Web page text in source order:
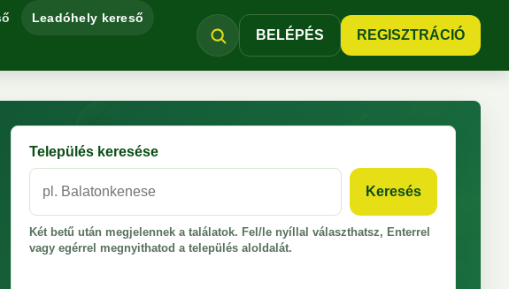
Leadóhely kereső
BELÉPÉS REGISZTRÁCIÓ
Település keresése
Keresés
Két betű után megjelennek a találatok. Fel/le nyíllal választhatsz, Enterrel
vagy egérrel megnyithatod a település aloldalát.